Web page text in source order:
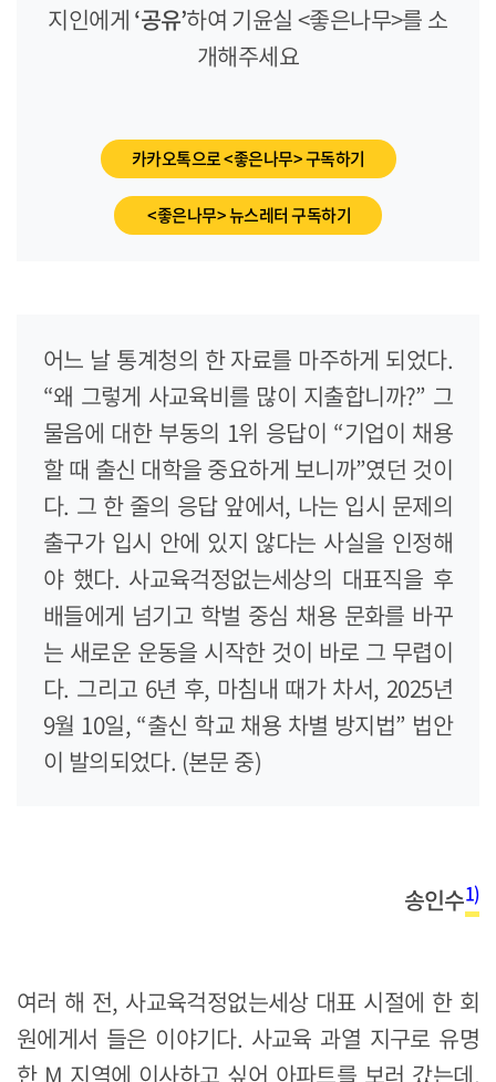
지인에게‘공유’하여 기윤실 <좋은나무>를 소
개해주세요
카카오톡으로 <좋은나무> 구독하기
<좋은나무> 뉴스레터 구독하기
어느 날 통계청의 한 자료를 마주하게 되었다.
“왜 그렇게 사교육비를 많이 지출합니까?” 그
물음에 대한 부동의 1위 응답이 “기업이 채용
할 때 출신 대학을 중요하게 보니까”였던 것이
다. 그 한 줄의 응답 앞에서, 나는 입시 문제의
출구가 입시 안에 있지 않다는 사실을 인정해
야 했다. 사교육걱정없는세상의 대표직을 후
배들에게 넘기고 학벌 중심 채용 문화를 바꾸
는 새로운 운동을 시작한 것이 바로 그 무렵이
다. 그리고 6년 후, 마침내 때가 차서, 2025년
9월 10일, “출신 학교 채용 차별 방지법” 법안
이 발의되었다. (본문 중)
송인수1)
여러 해 전, 사교육걱정없는세상 대표 시절에 한 회
원에게서 들은 이야기다. 사교육 과열 지구로 유명
한 M 지역에 이사하고 싶어 아파트를 보러 갔는데,